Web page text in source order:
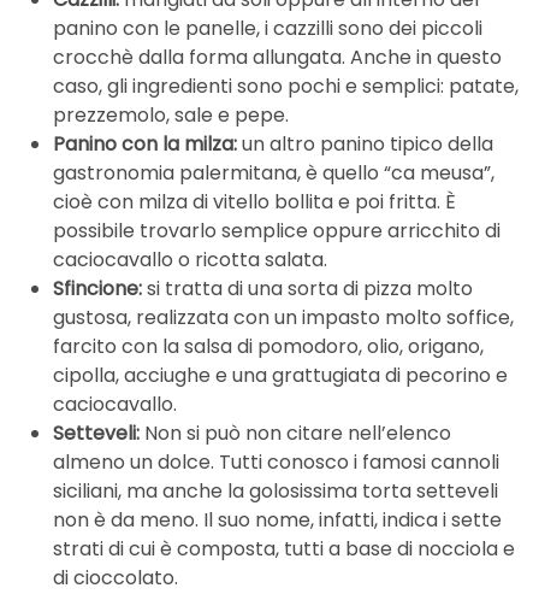
panino con le panelle, i cazzilli sono dei piccoli
crocchè dalla forma allungata. Anche in questo
caso, gli ingredienti sono pochi e semplici: patate,
prezzemolo, sale e pepe.
Panino con la milza:un altro panino tipico della
gastronomia palermitana, è quello “ca meusa”,
cioè con milza di vitello bollita e poi fritta. È
possibile trovarlo semplice oppure arricchito di
caciocavallo o ricotta salata.
Sfincione:si tratta di una sorta di pizza molto
gustosa, realizzata con un impasto molto soffice,
farcito con la salsa di pomodoro, olio, origano,
cipolla, acciughe e una grattugiata di pecorino e
caciocavallo.
Setteveli: Non si può non citare nell’elenco
almeno un dolce. Tutti conosco i famosi cannoli
siciliani, ma anche la golosissima torta setteveli
non è da meno. Il suo nome, infatti, indica i sette
strati di cui è composta, tutti a base di nocciola e
di cioccolato.